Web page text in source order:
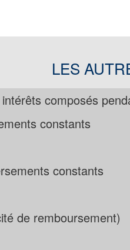
LES
composés
constants
constants
de remboursement)